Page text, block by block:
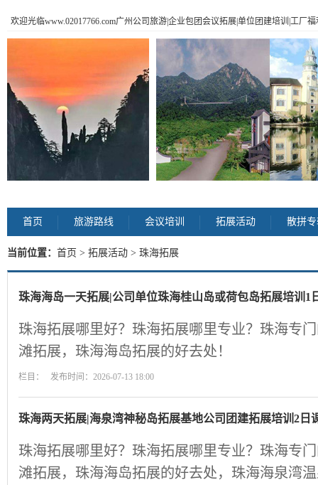
欢迎光临www.02017766.com广州公司旅游|企业包团会议拓展|单位团建培训|工厂
首页 旅游路线 会议培训 拓展活动 散拼
当前位置： 首页 > 拓展活动 > 珠海拓展
珠海海岛一天拓展|公司单位珠海桂山岛或荷包岛拓展培训1
珠海拓展哪里好？珠海拓展哪里专业？珠海专
滩拓展，珠海海岛拓展的好去处！
栏目： 发布时间：2026-07-13 18:00
珠海两天拓展|海泉湾神秘岛拓展基地公司团建拓展培训2日
珠海拓展哪里好？珠海拓展哪里专业？珠海专
滩拓展，珠海海岛拓展的好去处，珠海海泉湾